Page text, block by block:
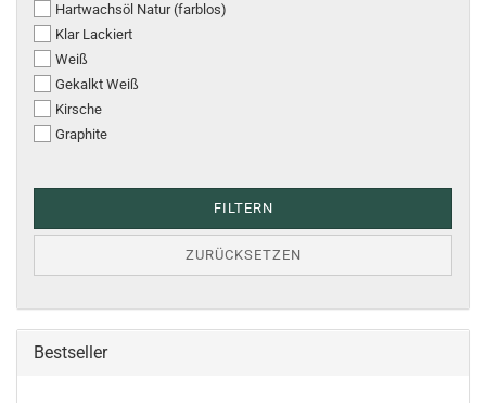
Hartwachsöl Natur (farblos)
Klar Lackiert
Weiß
Gekalkt Weiß
Kirsche
Graphite
FILTERN
ZURÜCKSETZEN
Bestseller